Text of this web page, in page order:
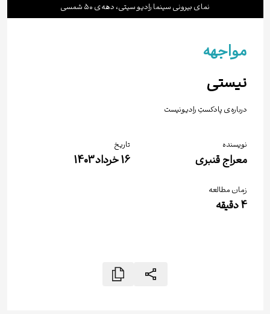
نماى بیرونى سینما رادیو سیتى، دهه‌ی ۵۰ شمسى
مواجهه
نیستی
درباره‌ی پادکستِ رادیونیست
نویسنده
معراج قنبری
تاریخ
16 خرداد 1403
زمان مطالعه
4دقیقه